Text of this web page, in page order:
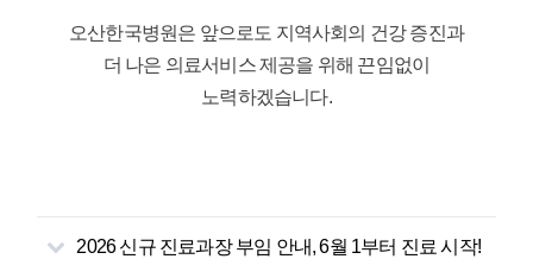
오산한국병원은 앞으로도 지역사회의 건강 증진과
더 나은 의료서비스 제공을 위해 끈임없이
노력하겠습니다.
2026 신규 진료과장 부임 안내, 6월 1부터 진료 시작!